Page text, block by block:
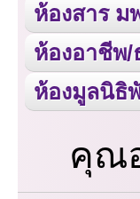
ห้องสาร ม
ห้องอาชีพ/
ห้องมูลนิธิ
คุณ